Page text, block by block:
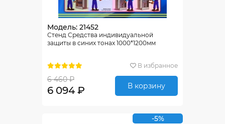
Модель: 21452
Стенд Средства индивидуальной
защиты в синих тонах 1000*1200мм
В избранное
6 460 ₽
6 094 ₽ В корзину
-5%